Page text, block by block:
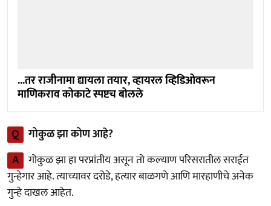
...तर राजीनामा द्यायला तयार, व्हायरल व्हिडिओवरून
माणिकराव कोकाटे स्पष्टच बोलले
Q गोकुळ झा कोण आहे?
A गोकुळ झा हा परप्रांतीय असून तो कल्याण परिसरातील सराईत
गुन्हेगार आहे. त्याच्यावर दरोडे, हत्यार बाळगणे आणि मारहाणीचे अनेक
गुन्हे दाखल आहेत.